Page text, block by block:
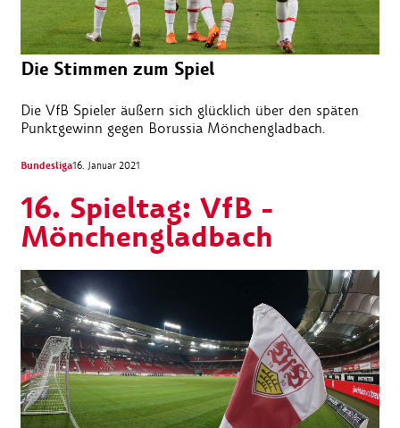
Die Stimmen zum Spiel
Die VfB Spieler äußern sich glücklich über den späten
Punktgewinn gegen Borussia Mönchengladbach.
Bundesliga16. Januar 2021
16. Spieltag: VfB -
Mönchengladbach